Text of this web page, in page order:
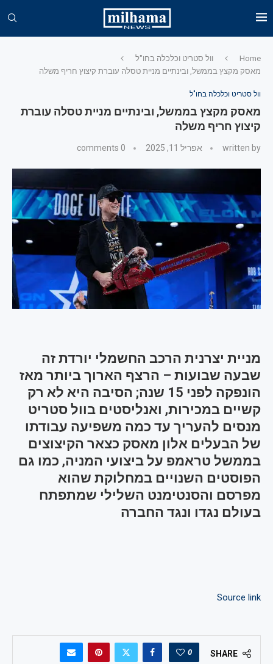
Home
וול סטריט וכלכלה בחו"ל
מאסק מקצץ בממשל, ובינתיים מניית טסלה עוברת קיצוץ חריף משלה
וול סטריט וכלכלה בחו"ל
מאסק מקצץ בממשל, ובינתיים מניית טסלה עוברת
קיצוץ חריף משלה
written by אפריל 11, 2025 0 comments
מניית יצרנית הרכב החשמלי יורדת זה
שבעה שבועות – הרצף הארוך ביותר מאז
הונפקה לפני 15 שנה; הסיבה היא לא רק
קשיים במכירות, ואנליסטים בוול סטריט
מנסים להעריך עד כמה משפיעה עבודתו
של הבעלים אלון מאסק כצאר הקיצוצים
בממשל טראמפ על ביצועי המניה, כמו גם
הפוסטים השנויים במחלוקת שהוא
מפרסם והסנטימנט השלילי שמתפתח
בעולם נגדו ונגד החברה
Source link
SHARE
0